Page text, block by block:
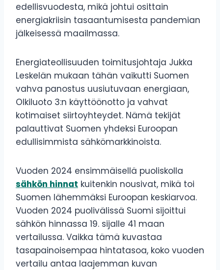
edellisvuodesta, mikä johtui osittain
energiakriisin tasaantumisesta pandemian
jälkeisessä maailmassa.
Energiateollisuuden toimitusjohtaja Jukka
Leskelän mukaan tähän vaikutti Suomen
vahva panostus uusiutuvaan energiaan,
Olkiluoto 3:n käyttöönotto ja vahvat
kotimaiset siirtoyhteydet. Nämä tekijät
palauttivat Suomen yhdeksi Euroopan
edullisimmista sähkömarkkinoista.
Vuoden 2024 ensimmäisellä puoliskolla
sähkön hinnat kuitenkin nousivat, mikä toi
Suomen lähemmäksi Euroopan keskiarvoa.
Vuoden 2024 puolivälissä Suomi sijoittui
sähkön hinnassa 19. sijalle 41 maan
vertailussa. Vaikka tämä kuvastaa
tasapainoisempaa hintatasoa, koko vuoden
vertailu antaa laajemman kuvan